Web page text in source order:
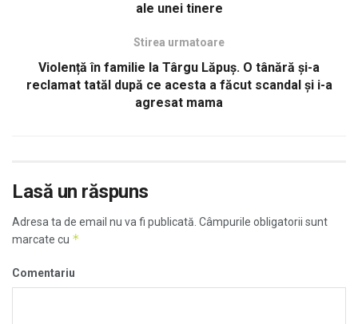
ale unei tinere
Stirea urmatoare
Violență în familie la Târgu Lăpuș. O tânără şi-a
reclamat tatăl după ce acesta a făcut scandal şi i-a
agresat mama
Lasă un răspuns
Adresa ta de email nu va fi publicată. Câmpurile obligatorii sunt
marcate cu *
Comentariu